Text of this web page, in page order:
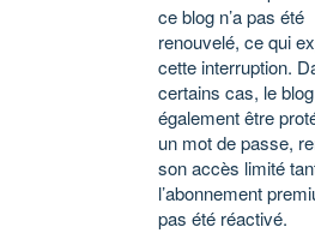
ce blog n’a pas été
renouvelé, ce qui
cette interruption.
certains cas, le
également être
un mot de passe,
son accès limité
l’abonnement
pas été réactivé.